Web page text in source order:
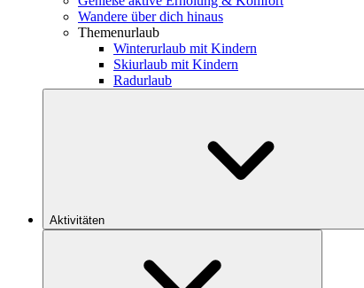
Wandere über dich hinaus
Themenurlaub
Winterurlaub mit Kindern
Skiurlaub mit Kindern
Radurlaub
Aktivitäten